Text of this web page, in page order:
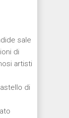
sale
di
artisti
di